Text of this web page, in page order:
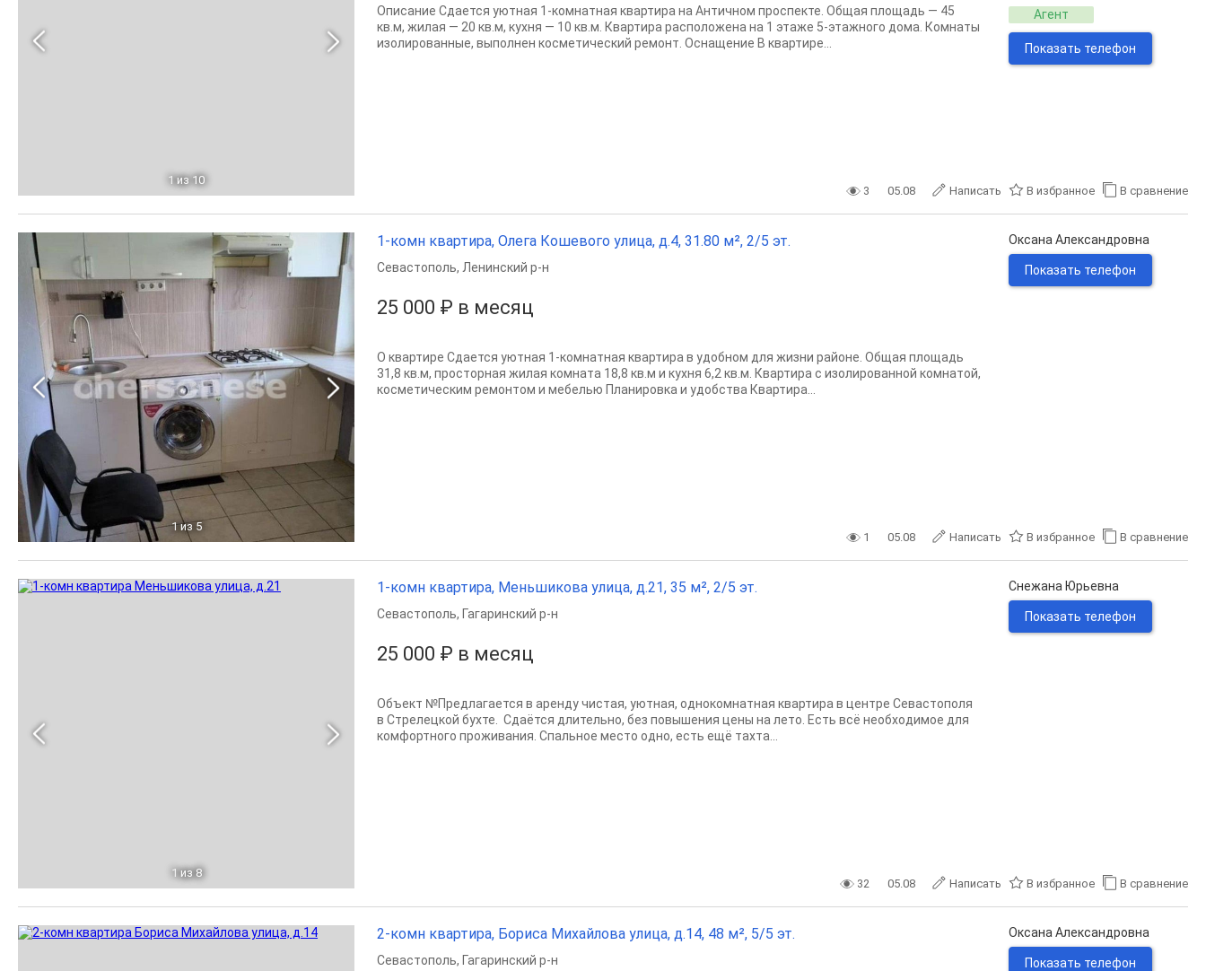
1 из 10
Описание Сдается уютная 1-комнатная квартира на Античном проспекте. Общая площадь — 45
кв.м, жилая — 20 кв.м, кухня — 10 кв.м. Квартира расположена на 1 этаже 5-этажного дома. Комнаты
изолированные, выполнен косметический ремонт. Оснащение В квартире...
Агент
Показать телефон
3 05.08 Написать В избранное В сравнение
1 из 5
1-комн квартира, Олега Кошевого улица, д.4, 31.80 м², 2/5 эт.
25 000 ₽ в месяц
Севастополь, Ленинский р-н
О квартире Сдается уютная 1-комнатная квартира в удобном для жизни районе. Общая площадь
31,8 кв.м, просторная жилая комната 18,8 кв.м и кухня 6,2 кв.м. Квартира с изолированной комнатой,
косметическим ремонтом и мебелью Планировка и удобства Квартира...
Оксана Александровна
Показать телефон
1 05.08 Написать В избранное В сравнение
1 из 8
1-комн квартира, Меньшикова улица, д.21, 35 м², 2/5 эт.
25 000 ₽ в месяц
Севастополь, Гагаринский р-н
Объект №Предлагается в аренду чистая, уютная, однокомнатная квартира в центре Севастополя
в Стрелецкой бухте. Сдаётся длительно, без повышения цены на лето. Есть всё необходимое для
комфортного проживания. Спальное место одно, есть ещё тахта...
Снежана Юрьевна
Показать телефон
32 05.08 Написать В избранное В сравнение
2-комн квартира, Бориса Михайлова улица, д.14, 48 м², 5/5 эт.
Севастополь, Гагаринский р-н
Оксана Александровна
Показать телефон